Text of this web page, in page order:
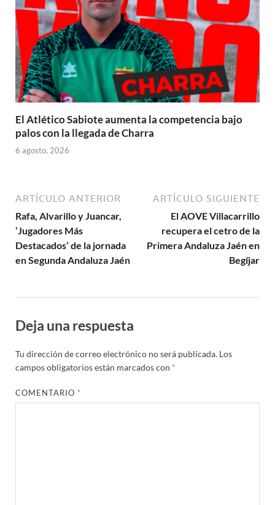
El Atlético Sabiote aumenta la competencia bajo
palos con la llegada de Charra
6 agosto, 2026
ARTÍCULO ANTERIOR
Rafa, Alvarillo y Juancar,
‘Jugadores Más
Destacados’ de la jornada
en Segunda Andaluza Jaén
ARTÍCULO SIGUIENTE
El AOVE Villacarrillo
recupera el cetro de la
Primera Andaluza Jaén en
Begíjar
Deja una respuesta
Tu dirección de correo electrónico no será publicada. Los
campos obligatorios están marcados con *
COMENTARIO *